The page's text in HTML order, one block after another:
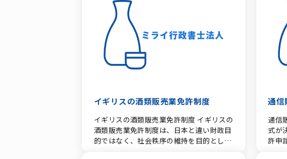
請様式 酒類販売代理業・媒介業免許申請の
様式です。 酒類販売代理・媒介業免許申請
様式 酒類販売代理・媒介業免許添付書類等
上記様式はPDFファイルとなっています。
ご覧するためにはAdobe Readerが必要で
す。 通信販売酒類小売業免許申請様式 通
信販売酒類小売業免許申請には以下の様式
葉１） ・建物等の配置図（次葉２）
見込み（次葉４） ・所要資金の額及び
調達方法（次葉５） ・酒販販売方法に
ついての取組計画書（次葉６） ・通信
得が必要となります。 本記事では、韓国向
け酒類輸出において求められる「証明事
項」「必要書類」「手続きの流れ」および
「必要な免許」について、正確かつ実践的
に解説します。 1. 酒類輸出に必要な販売業
免許 韓国へ酒類を輸出（卸売）する場合、
日本国内で適切な酒販免許を保有している
酒類を仕入れて、国外（韓国等）の事業者
です。 蔵元（酒類製造者）自身が直輸する
場合 自社で製造した酒類を自ら直接輸出す
る場合は、卸売業免許がなくとも輸出が可
の手引き 酒類製造業免
類製
革特
イギリスの酒類販売業免許制度
イギリスの酒類販売業免許制度 イギリスの
酒類販売業免許制度は、日本と違い財政目
的ではなく、社会秩序の維持を目的として
通信
通信
式が決め
許申